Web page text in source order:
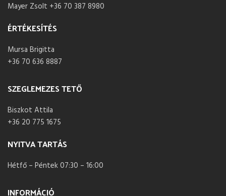
Mayer Zsolt +36 70 387 8980
ÉRTÉKESÍTÉS
Mursa Brigitta
+36 70 636 8887
SZEGLEMEZES TETŐ
Biszkot Attila
+36 20 775 1675
NYITVA TARTÁS
Hétfő – Péntek 07:30 – 16:00
INFORMÁCIÓ